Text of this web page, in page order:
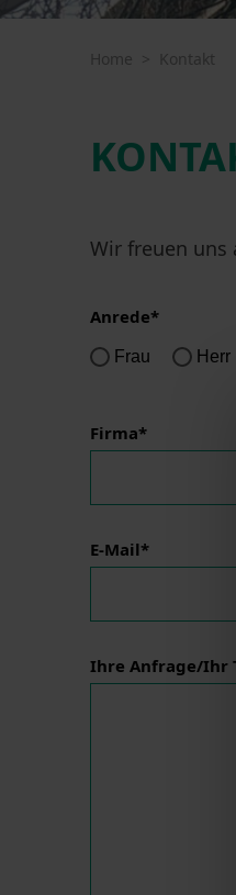
Home Kontakt
Wir freuen uns
Anrede*
Frau Herr
Firma*
E-Mail*
Ihre Anfrage/Ihr